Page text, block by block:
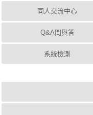
同人交流中心
Q&A問與答
系統檢測